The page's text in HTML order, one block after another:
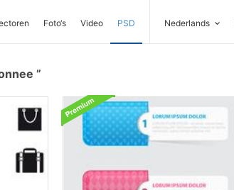
Foto‘s Video PSD Nederlands